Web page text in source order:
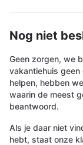
Nog niet
Geen zorgen, we
vakantiehuis
helpen, hebben
waarin de meest
beantwoord.
Als je daar niet
hebt, staat onze